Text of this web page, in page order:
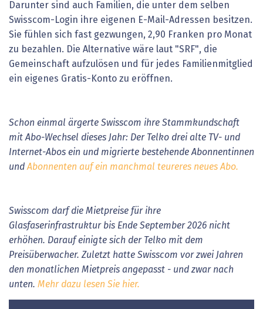
Darunter sind auch Familien, die unter dem selben
Swisscom-Login ihre eigenen E-Mail-Adressen besitzen.
Sie fühlen sich fast gezwungen, 2,90 Franken pro Monat
zu bezahlen. Die Alternative wäre laut "SRF", die
Gemeinschaft aufzulösen und für jedes Familienmitglied
ein eigenes Gratis-Konto zu eröffnen.
Schon einmal ärgerte Swisscom ihre Stammkundschaft
mit Abo-Wechsel dieses Jahr: Der Telko drei alte TV- und
Internet-Abos ein und migrierte bestehende Abonnentinnen
und Abonnenten auf ein manchmal teureres neues Abo.
Swisscom darf die Mietpreise für ihre
Glasfaserinfrastruktur bis Ende September 2026 nicht
erhöhen. Darauf einigte sich der Telko mit dem
Preisüberwacher. Zuletzt hatte Swisscom vor zwei Jahren
den monatlichen Mietpreis angepasst - und zwar nach
unten. Mehr dazu lesen Sie hier.